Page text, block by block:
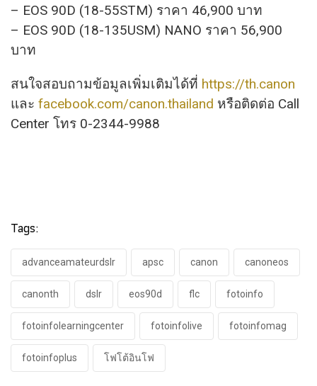
– EOS 90D (18-55STM) ราคา 46,900 บาท
– EOS 90D (18-135USM) NANO ราคา 56,900
บาท
สนใจสอบถามข้อมูลเพิ่มเติมได้ที่ https://th.canon
และ facebook.com/canon.thailand หรือติดต่อ Call
Center โทร 0-2344-9988
Tags:
advanceamateurdslr apsc canon canoneos
canonth dslr eos90d flc fotoinfo
fotoinfolearningcenter​ fotoinfolive fotoinfomag
fotoinfoplus โฟโต้อินโฟ